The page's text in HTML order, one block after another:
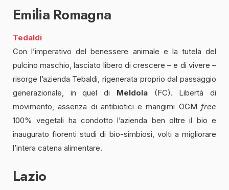
Emilia Romagna
Tedaldi
Con l’imperativo del benessere animale e la tutela del
pulcino maschio, lasciato libero di crescere – e di vivere –
risorge l’azienda Tebaldi, rigenerata proprio dal passaggio
generazionale, in quel di Meldola(FC). Libertà di
movimento, assenza di antibiotici e mangimi OGM free
100% vegetali ha condotto l’azienda ben oltre il bio e
inaugurato fiorenti studi di bio-simbiosi, volti a migliorare
l’intera catena alimentare.
Lazio